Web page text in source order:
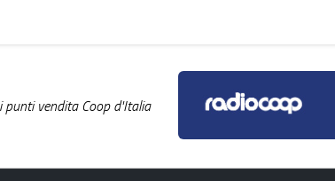
punti vendita Coop d'Italia